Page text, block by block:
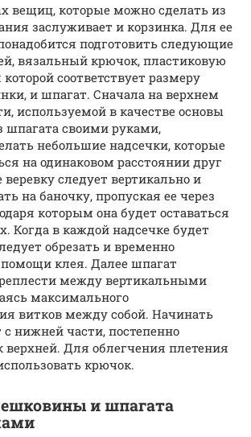
вещиц, которые можно сделать из
заслуживает и корзинка. Для ее
подготовить следующие
вязальный крючок, пластиковую
соответствует размеру
и шпагат. Сначала на верхнем
используемой в качестве основы
шпагата своими руками,
небольшие надсечки, которые
на одинаковом расстоянии друг
веревку следует вертикально и
на баночку, пропуская ее через
которым она будет оставаться
Когда в каждой надсечке будет
обрезать и временно
клея. Далее шпагат
между вертикальными
максимального
витков между собой. Начинать
с нижней части, постепенно
верхней. Для облегчения плетения
крючок.
и шпагата